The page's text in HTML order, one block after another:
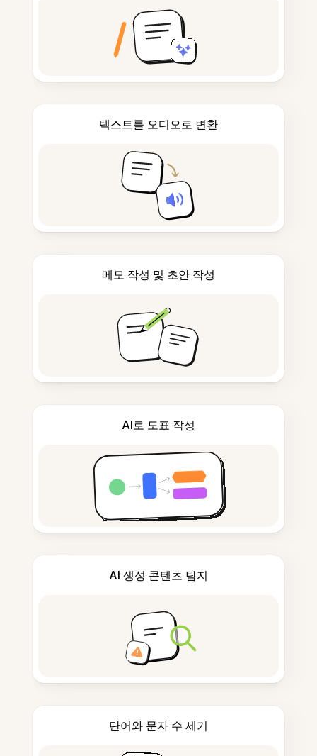
텍스트를 오디오로 변환
메모 작성 및 초안 작성
AI로 도표 작성
AI 생성 콘텐츠 탐지
단어와 문자 수 세기